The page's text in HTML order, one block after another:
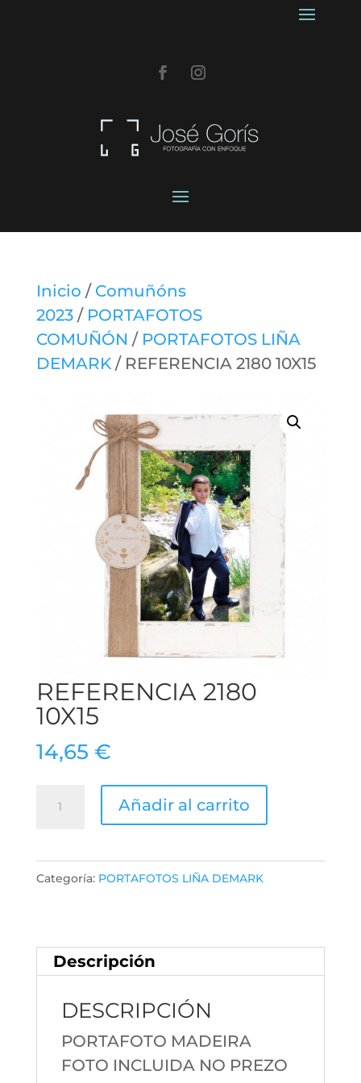
Inicio / Comuñóns
2023/ PORTAFOTOS
COMUÑÓN / PORTAFOTOS LIÑA
DEMARK/ REFERENCIA 2180 10X15
REFERENCIA 2180
10X15
14,65 €
REFERENCIA
cantidad
Añadir al carrito
Categoría: PORTAFOTOS LIÑA DEMARK
Descripción
DESCRIPCIÓN
PORTAFOTO MADEIRA
FOTO INCLUIDA NO PREZO